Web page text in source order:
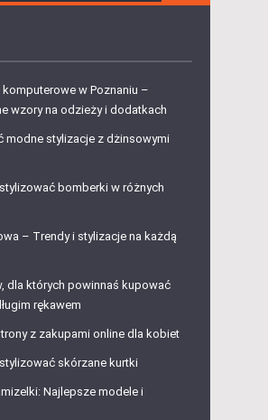
w Poznaniu –
wzory na odzieży i dodatkach
modne stylizacje z dżinsowymi
bomberki w różnych
– Trendy i stylizacje na każdą
dla których powinnaś kupować
rękawem
z zakupami online dla kobiet
skórzane kurtki
Najlepsze modele i